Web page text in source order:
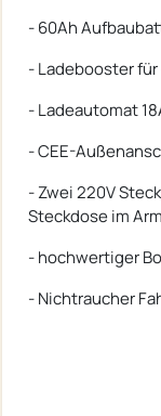
- 60Ah
- Ladebooster
- Ladeautomat
- CEE-
- Zwei 220V
Steckdose im
- hochwertiger
- Nichtraucher